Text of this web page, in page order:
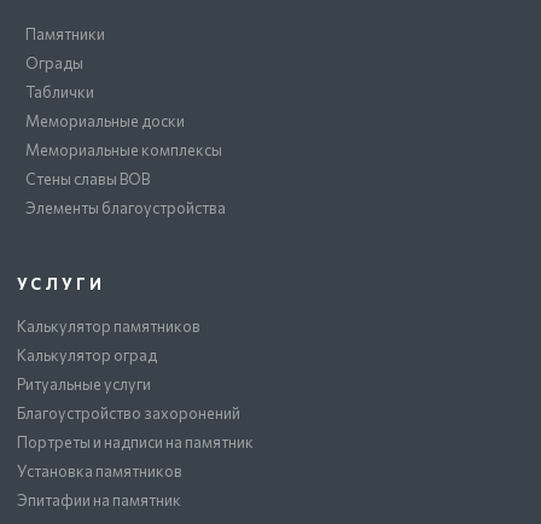
Памятники
Ограды
Таблички
Мемориальные доски
Мемориальные комплексы
Стены славы ВОВ
Элементы благоустройства
УСЛУГИ
Калькулятор памятников
Калькулятор оград
Ритуальные услуги
Благоустройство захоронений
Портреты и надписи на памятник
Установка памятников
Эпитафии на памятник